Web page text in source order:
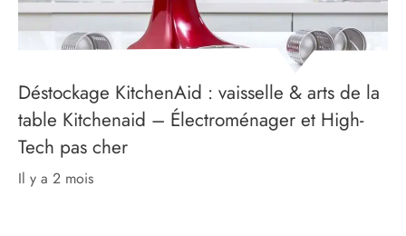
Déstockage KitchenAid : vaisselle & arts de la
table Kitchenaid – Électroménager et High-
Tech pas cher
il y a 2 mois